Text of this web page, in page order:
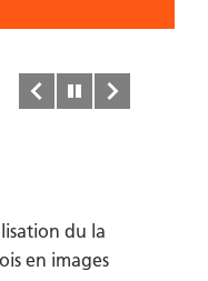
de la
du la
en images